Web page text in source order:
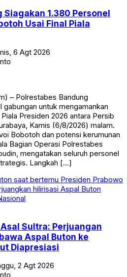
Siagakan 1.380 Personel
Usai Final Piala
6 Agt 2026
– Polrestabes Bandung
untuk mengamankan
Presiden 2026 antara Persib
Kamis (6/8/2026) malam.
Bobotoh dan potensi kerumunan
Bagian Operasi Polrestabes
mengatakan seluruh personel
Langkah […]
Sultra: Perjuangan
Aspal Buton ke
Diapresiasi
2 Agt 2026